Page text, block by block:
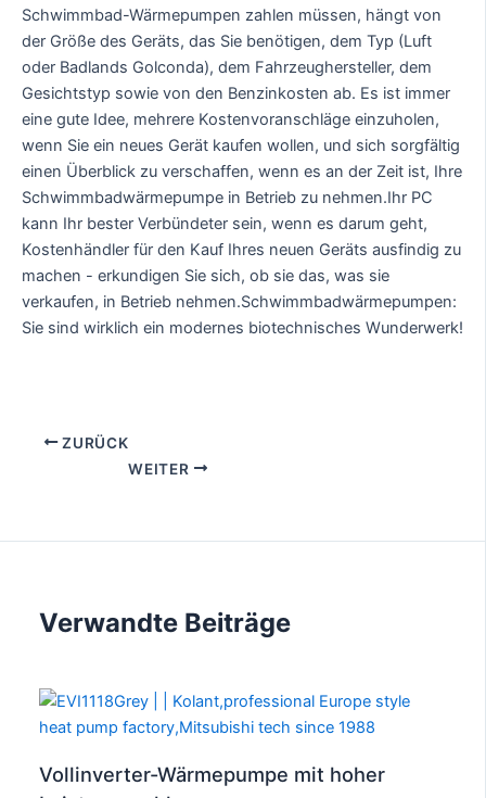
Schwimmbad-Wärmepumpen zahlen müssen, hängt von
der Größe des Geräts, das Sie benötigen, dem Typ (Luft
oder Badlands Golconda), dem Fahrzeughersteller, dem
Gesichtstyp sowie von den Benzinkosten ab. Es ist immer
eine gute Idee, mehrere Kostenvoranschläge einzuholen,
wenn Sie ein neues Gerät kaufen wollen, und sich sorgfältig
einen Überblick zu verschaffen, wenn es an der Zeit ist, Ihre
Schwimmbadwärmepumpe in Betrieb zu nehmen.Ihr PC
kann Ihr bester Verbündeter sein, wenn es darum geht,
Kostenhändler für den Kauf Ihres neuen Geräts ausfindig zu
machen - erkundigen Sie sich, ob sie das, was sie
verkaufen, in Betrieb nehmen.Schwimmbadwärmepumpen:
Sie sind wirklich ein modernes biotechnisches Wunderwerk!
ZURÜCK
WEITER
Verwandte Beiträge
Vollinverter-Wärmepumpe mit hoher